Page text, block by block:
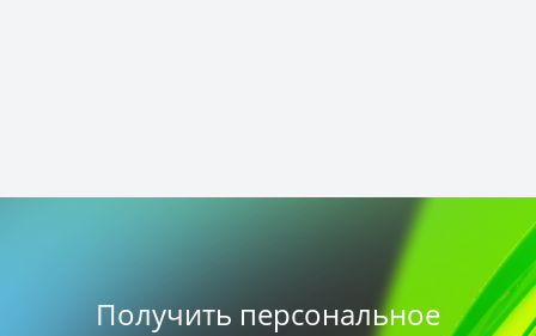
Получить персональное